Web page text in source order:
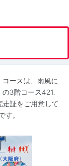
ースは、雨風に
3階コース421.
証をご用意して
す。